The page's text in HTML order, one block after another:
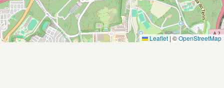
Leaflet | ©OpenStreetMap